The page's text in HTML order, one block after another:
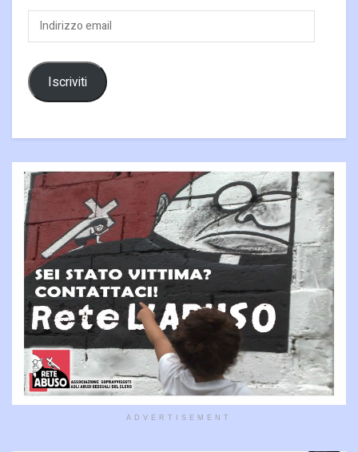
Indirizzo
email
Iscriviti
ADVERTISEMENT